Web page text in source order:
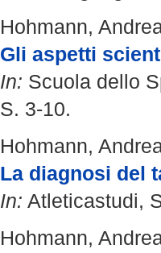
Hohmann,
Gli aspetti
In: Scuola dello
S. 3-10.
Hohmann,
La diagnosi del
In: Atleticastudi,
Hohmann,